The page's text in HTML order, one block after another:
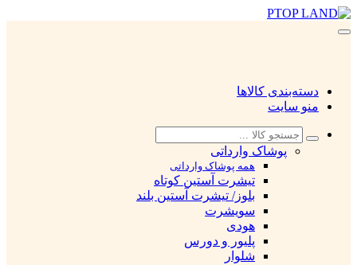
دسته‌بندی کالاها
منو سایت
پوشاک وارداتی
همه پوشاک وارداتی
تیشرت آستین کوتاه
بلوز/ تیشرت آستین بلند
سویشرت
هودی
پلیور و دورس
شلوار